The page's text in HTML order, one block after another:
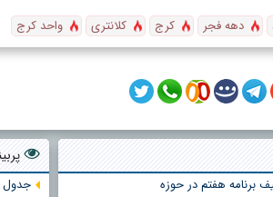
دهه فجر کرج کلانتری واحد کرج
برنامه هفتم در حوزه
جدول